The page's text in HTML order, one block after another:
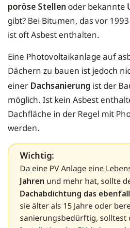
poröse Stellen oder bekannte
gibt? Bei Bitumen, das vor
ist oft Asbest enthalten.
Eine Photovoltaikanlage auf
Dächern zu bauen ist jedoch
einer Dachsanierung ist der
möglich. Ist kein Asbest
Dachfläche in der Regel mit
werden.
Wichtig:
Da eine PV Anlage eine
Jahren und mehr hat, sollte
Dachabdichtung das
sie älter als 15 Jahre oder
sanierungsbedürftig, solltest